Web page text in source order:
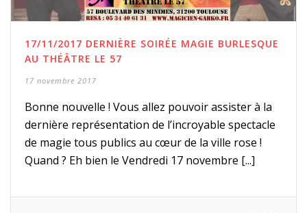
17/11/2017 DERNIÈRE SOIRÉE MAGIE BURLESQUE
AU THÉÂTRE LE 57
17 novembre 2017
Bonne nouvelle ! Vous allez pouvoir assister à la
dernière représentation de l’incroyable spectacle
de magie tous publics au cœur de la ville rose !
Quand ? Eh bien le Vendredi 17 novembre [...]